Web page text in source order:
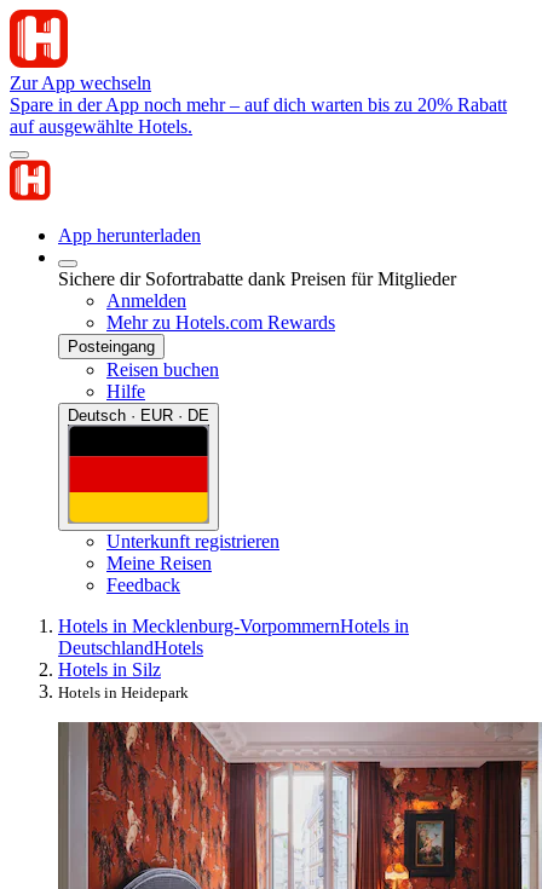
Zur App wechseln
Spare in der App noch mehr – auf dich warten bis zu 20% Rabatt
auf ausgewählte Hotels.
App herunterladen
Sichere dir Sofortrabatte dank Preisen für Mitglieder
Anmelden
Mehr zu Hotels.com Rewards
Posteingang
Reisen buchen
Hilfe
Deutsch · EUR · DE
Unterkunft registrieren
Meine Reisen
Feedback
Hotels in Mecklenburg-VorpommernHotels in
DeutschlandHotels
Hotels in Silz
Hotels in Heidepark